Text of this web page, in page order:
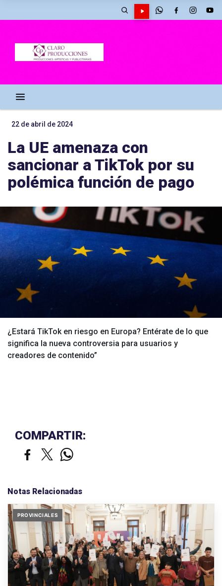
22 de abril de 2024
La UE amenaza con
sancionar a TikTok por su
polémica función de pago
¿Estará TikTok en riesgo en Europa? Entérate de lo que
significa la nueva controversia para usuarios y
creadores de contenido”
COMPARTIR:
Notas Relacionadas
PROVINCIALES